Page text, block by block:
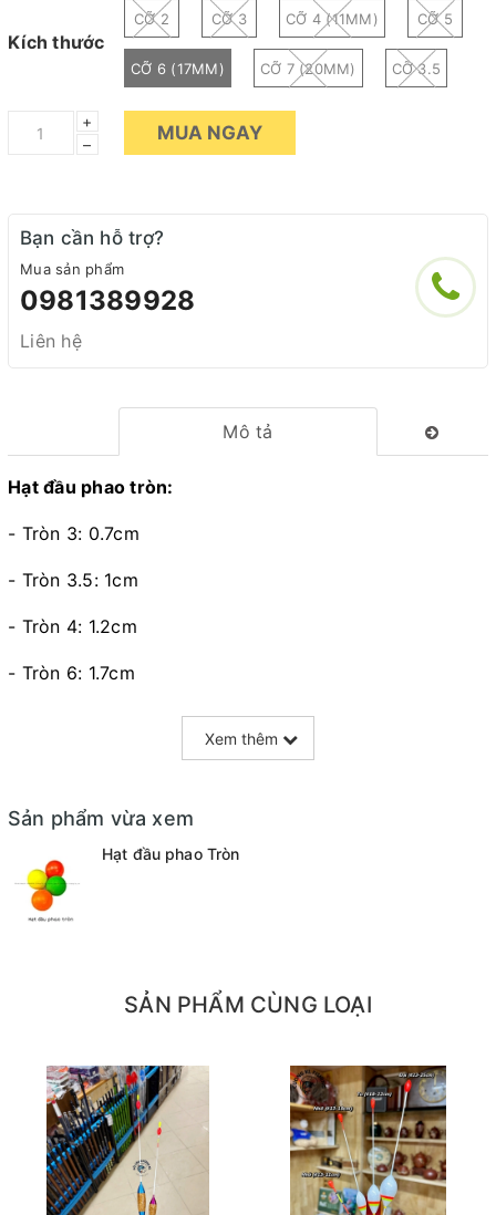
Kích thước
CỠ 2 CỠ 3 CỠ 4 (11MM) CỠ 5
CỠ 6 (17MM) CỠ 7 (20MM) CỠ 3.5
+
–
MUA NGAY
Bạn cần hỗ trợ?
Mua sản phẩm
0981389928
Liên hệ
Mô tả
Hạt đầu phao tròn:
- Tròn 3: 0.7cm
- Tròn 3.5: 1cm
- Tròn 4: 1.2cm
- Tròn 6: 1.7cm
Xem thêm
Sản phẩm vừa xem
Hạt đầu phao Tròn
SẢN PHẨM CÙNG LOẠI